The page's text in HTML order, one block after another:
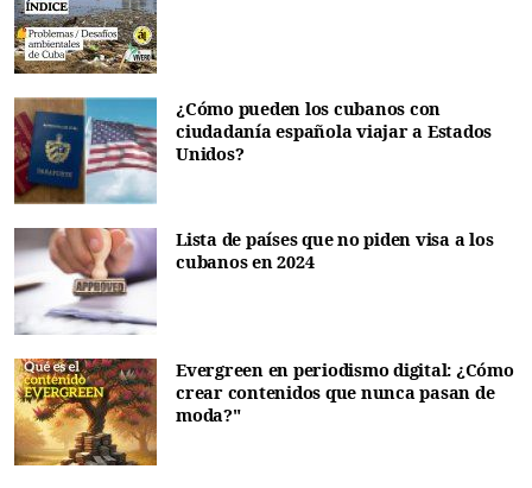
¿Cómo pueden los cubanos con
ciudadanía española viajar a Estados
Unidos?
Lista de países que no piden visa a los
cubanos en 2024
Evergreen en periodismo digital: ¿Cómo
crear contenidos que nunca pasan de
moda?"